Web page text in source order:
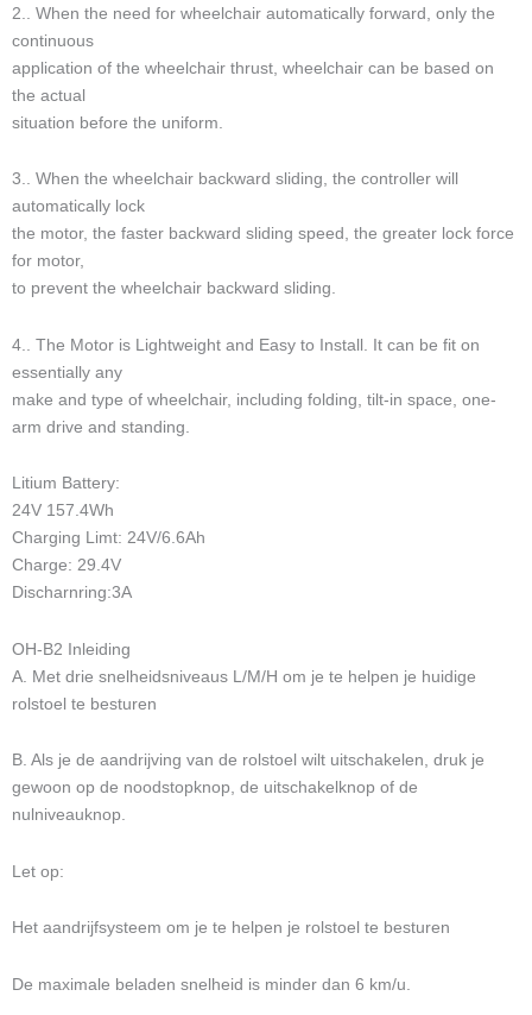
2.. When the need for wheelchair automatically forward, only the
continuous
application of the wheelchair thrust, wheelchair can be based on
the actual
situation before the uniform.
3.. When the wheelchair backward sliding, the controller will
automatically lock
the motor, the faster backward sliding speed, the greater lock force
for motor,
to prevent the wheelchair backward sliding.
4.. The Motor is Lightweight and Easy to Install. It can be fit on
essentially any
make and type of wheelchair, including folding, tilt-in space, one-
arm drive and standing.
Litium Battery:
24V 157.4Wh
Charging Limt: 24V/6.6Ah
Charge: 29.4V
Discharnring:3A
OH-B2 Inleiding
A. Met drie snelheidsniveaus L/M/H om je te helpen je huidige
rolstoel te besturen
B. Als je de aandrijving van de rolstoel wilt uitschakelen, druk je
gewoon op de noodstopknop, de uitschakelknop of de
nulniveauknop.
Let op:
Het aandrijfsysteem om je te helpen je rolstoel te besturen
De maximale beladen snelheid is minder dan 6 km/u.